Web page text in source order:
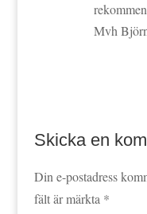
Mvh
Skicka en
Din e-postadress
fält är märkta *